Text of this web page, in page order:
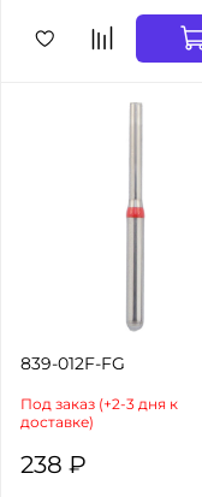
839-012F-FG
Под заказ (+2-3 дня к
доставке)
238 ₽